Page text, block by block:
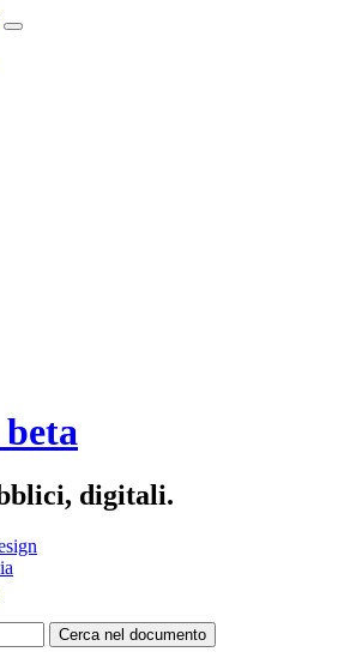
beta
digitali.
Cerca nel documento